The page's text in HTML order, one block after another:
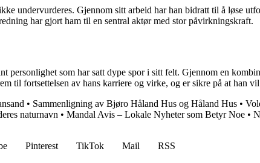
undervurderes. Gjennom sitt arbeid har han bidratt til å løse
har gjort ham til en sentral aktør med stor påvirkningskraft.
personlighet som har satt dype spor i sitt felt. Gjennom en
til fortsettelsen av hans karriere og virke, og er sikre på at han
• Sammenligning av Bjøro Håland Hus og Håland Hus •
naturnavn • Mandal Avis – Lokale Nyheter som Betyr Noe •
Pinterest TikTok Mail
RSS